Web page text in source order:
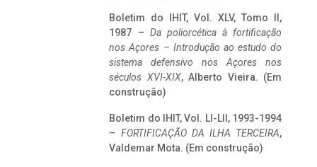
Boletim do IHIT, Vol. XLV, Tomo II,
1987 – Da poliorcética à fortificação
nos Açores – Introdução ao estudo do
sistema defensivo nos Açores nos
séculos XVI-XIX, Alberto Vieira. (Em
construção)
Boletim do IHIT, Vol. LI-LII, 1993-1994
– FORTIFICAÇÃO DA ILHA TERCEIRA,
Valdemar Mota. (Em construção)